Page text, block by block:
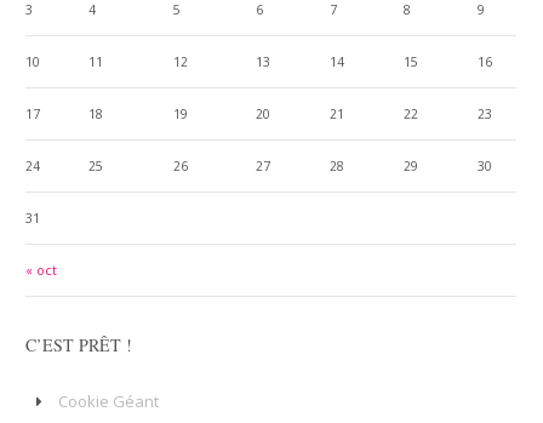
« oct
3 4 5 6 7 8 9
10 11 12 13 14 15 16
17 18 19 20 21 22 23
24 25 26 27 28 29 30
31
C’EST PRÊT !
Cookie Géant